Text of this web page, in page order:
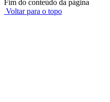
Fim do conteúdo da página
Voltar para o topo